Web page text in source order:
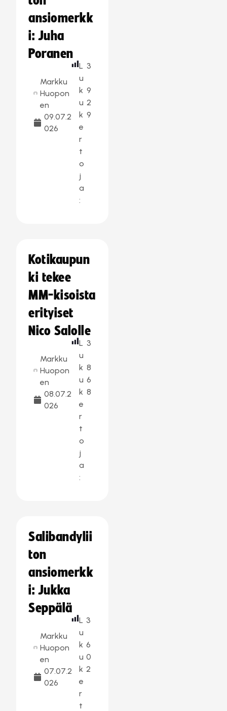
ansiomerkk
i: Juha
Poranen
Markku
Huopon
en
09.07.2
026
L
u
k
u
k
e
r
t
o
j
a
:
3
9
2
9
Kotikaupun
ki tekee
MM-kisoista
erityiset
Nico Salolle
Markku
Huopon
en
08.07.2
026
L
u
k
u
k
e
r
t
o
j
a
:
3
8
6
8
Salibandylii
ton
ansiomerkk
i: Jukka
Seppälä
Markku
Huopon
en
07.07.2
026
L
u
k
u
k
e
r
t
3
6
0
2